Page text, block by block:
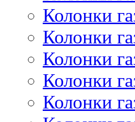
Колонки
Колонки
Колонки
Колонки
Колонки